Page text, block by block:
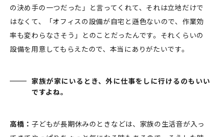
の決め手の一つだった」と言ってくれて、それは立地だけで
はなくて、「オフィスの設備が自宅と遜色ないので、作業効
率も変わらなさそう」とのことだったんです。それくらいの
設備を用意してもらえたので、本当にありがたいです。
家族が家にいるとき、外に仕事をしに行けるのもいい
ですよね。
高橋： 子どもが長期休みのときなどは、家族の生活音が入っ